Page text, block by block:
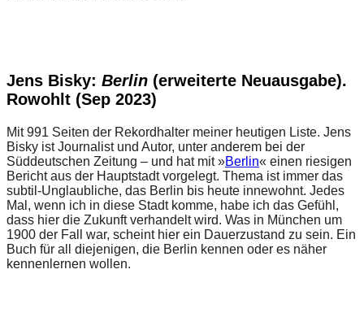
Jens Bisky: Berlin (erweiterte Neuausgabe).
Rowohlt (Sep 2023)
Mit 991 Seiten der Rekordhalter meiner heutigen Liste. Jens
Bisky ist Journalist und Autor, unter anderem bei der
Süddeutschen Zeitung – und hat mit »Berlin« einen riesigen
Bericht aus der Hauptstadt vorgelegt. Thema ist immer das
subtil-Unglaubliche, das Berlin bis heute innewohnt. Jedes
Mal, wenn ich in diese Stadt komme, habe ich das Gefühl,
dass hier die Zukunft verhandelt wird. Was in München um
1900 der Fall war, scheint hier ein Dauerzustand zu sein. Ein
Buch für all diejenigen, die Berlin kennen oder es näher
kennenlernen wollen.